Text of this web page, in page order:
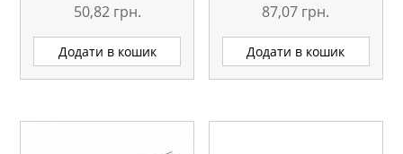
50,82 грн.
Додати в кошик
87,07 грн.
Додати в кошик